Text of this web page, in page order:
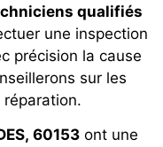
qualifiés
une inspection
précision la cause
sur les
60153 ont une